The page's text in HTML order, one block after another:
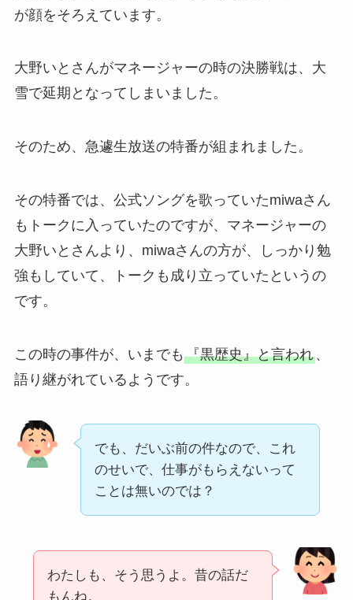
が顔をそろえています。
大野いとさんがマネージャーの時の決勝戦は、大
雪で延期となってしまいました。
そのため、急遽生放送の特番が組まれました。
その特番では、公式ソングを歌っていたmiwaさん
もトークに入っていたのですが、マネージャーの
大野いとさんより、miwaさんの方が、しっかり勉
強もしていて、トークも成り立っていたというの
です。
この時の事件が、いまでも 『黒歴史』と言われ、
語り継がれているようです。
でも、だいぶ前の件なので、これ
のせいで、仕事がもらえないって
ことは無いのでは？
わたしも、そう思うよ。昔の話だ
もんね。